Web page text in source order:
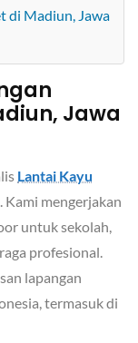
di Madiun, Jawa
Jawa
Lantai Kayu
. Kami mengerjakan
untuk sekolah,
profesional.
lapangan
termasuk di